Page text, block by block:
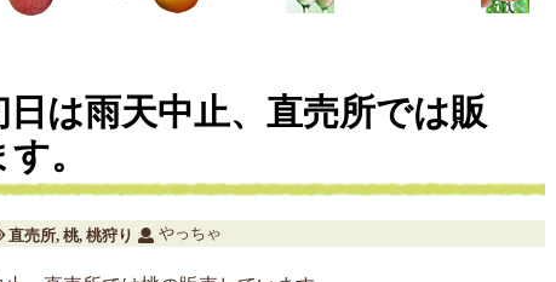
は雨天中止、直売所では販
。
直売所, 桃, 桃狩り やっちゃ